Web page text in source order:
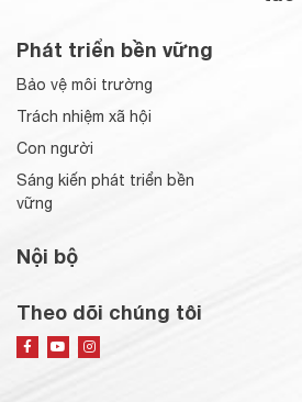
Phát triển bền vững
Bảo vệ môi trường
Trách nhiệm xã hội
Con người
Sáng kiến phát triển bền
vững
Nội bộ
Theo dõi chúng tôi